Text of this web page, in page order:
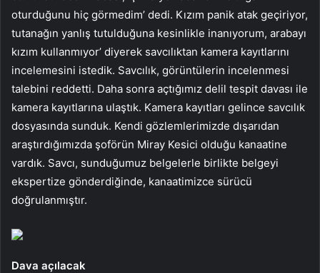
oturduğunu hiç görmedim’ dedi. Kızım panik atak geçiriyor,
tutanağın yanlış tutulduğuna kesinlikle inanıyorum, arabayı
kızım kullanmıyor’ diyerek savcılıktan kamera kayıtlarını
incelemesini istedik. Savcılık, görüntülerin incelenmesi
talebini reddetti. Daha sonra açtığımız delil tespit davası ile
kamera kayıtlarına ulaştık. Kamera kayıtları gelince savcılık
dosyasında sunduk. Kendi gözlemlerimizde dışarıdan
araştırdığımızda şoförün Miray Kesici olduğu kanaatine
vardık. Savcı, sunduğumuz belgelerle birlikte belgeyi
ekspertize gönderdiğinde, kanaatimizce sürücü
doğrulanmıştır.
Dava açılacak